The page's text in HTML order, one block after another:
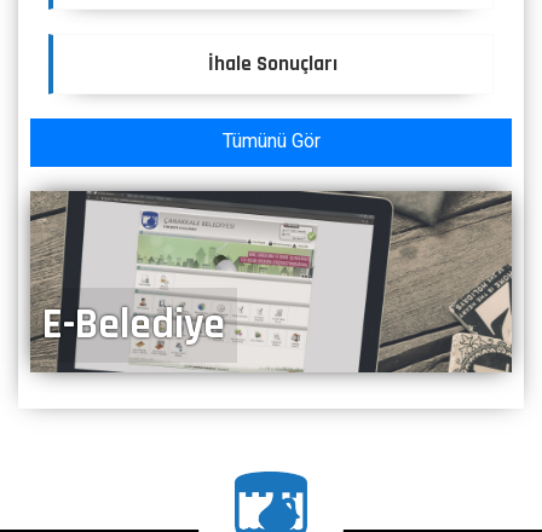
İhale Sonuçları
Tümünü Gör
E-Belediye